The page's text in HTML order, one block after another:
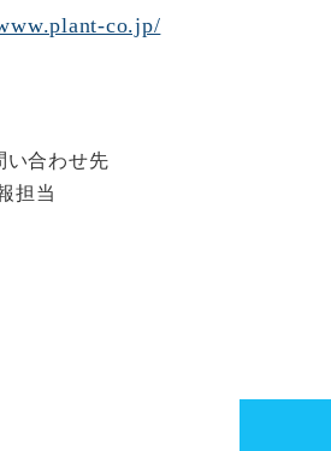
co.jp/
い合わせ先
担当